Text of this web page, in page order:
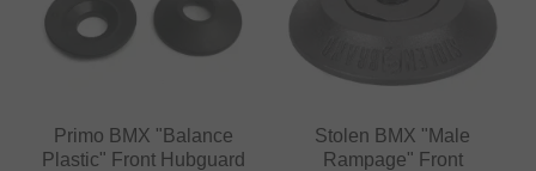
Primo BMX "Balance
Plastic" Front Hubguard
Stolen BMX "Male
Rampage" Front